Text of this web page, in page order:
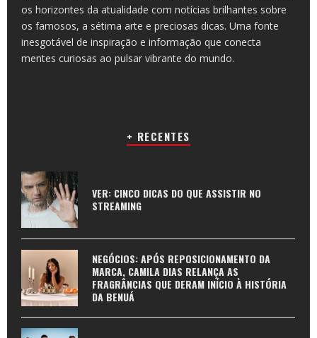
os horizontes da atualidade com notícias brilhantes sobre
os famosos, a sétima arte e preciosas dicas. Uma fonte
inesgotável de inspiração e informação que conecta
mentes curiosas ao pulsar vibrante do mundo.
+ RECENTES
VER: CINCO DICAS DO QUE ASSISTIR NO
STREAMING
NEGÓCIOS: APÓS REPOSICIONAMENTO DA
MARCA, CAMILA DIAS RELANÇA AS
FRAGRÂNCIAS QUE DERAM INÍCIO À HISTÓRIA
DA BENUÁ